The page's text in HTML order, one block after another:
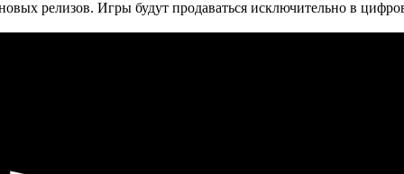
релизов. Игры будут продаваться исключительно в